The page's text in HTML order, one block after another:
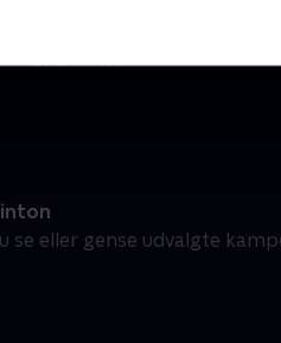
Badminton
se eller gense udvalgte